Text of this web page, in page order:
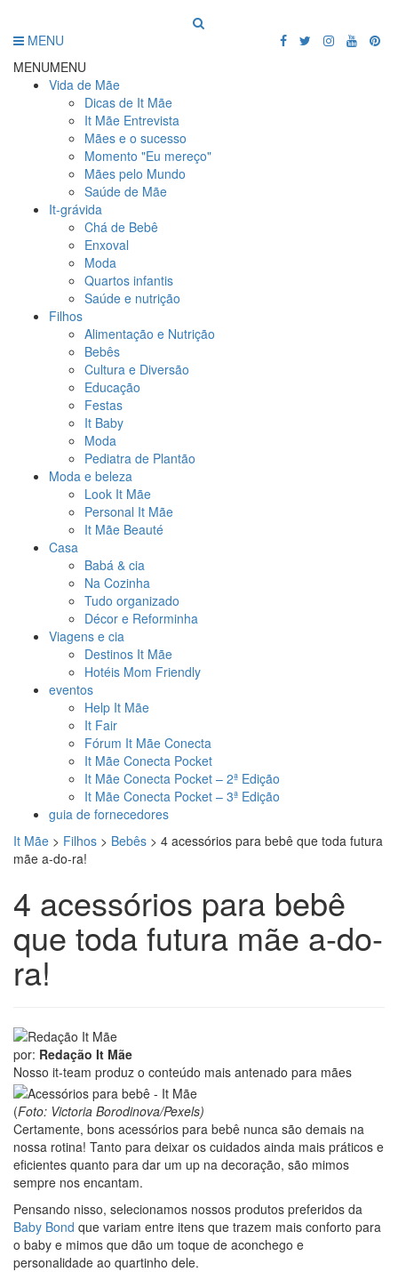
MENU
MENUMENU
Vida de Mãe
Dicas de It Mãe
It Mãe Entrevista
Mães e o sucesso
Momento "Eu mereço"
Mães pelo Mundo
Saúde de Mãe
It-grávida
Chá de Bebê
Enxoval
Moda
Quartos infantis
Saúde e nutrição
Filhos
Alimentação e Nutrição
Bebês
Cultura e Diversão
Educação
Festas
It Baby
Moda
Pediatra de Plantão
Moda e beleza
Look It Mãe
Personal It Mãe
It Mãe Beauté
Casa
Babá & cia
Na Cozinha
Tudo organizado
Décor e Reforminha
Viagens e cia
Destinos It Mãe
Hotéis Mom Friendly
eventos
Help It Mãe
It Fair
Fórum It Mãe Conecta
It Mãe Conecta Pocket
It Mãe Conecta Pocket – 2ª Edição
It Mãe Conecta Pocket – 3ª Edição
guia de fornecedores
It Mãe > Filhos > Bebês > 4 acessórios para bebê que toda futura
mãe a-do-ra!
4 acessórios para bebê
que toda futura mãe a-do-
ra!
por: Redação It Mãe
Nosso it-team produz o conteúdo mais antenado para mães
(Foto: Victoria Borodinova/Pexels)
Certamente, bons acessórios para bebê nunca são demais na
nossa rotina! Tanto para deixar os cuidados ainda mais práticos e
eficientes quanto para dar um up na decoração, são mimos
sempre nos encantam.
Pensando nisso, selecionamos nossos produtos preferidos da
Baby Bond que variam entre itens que trazem mais conforto para
o baby e mimos que dão um toque de aconchego e
personalidade ao quartinho dele.